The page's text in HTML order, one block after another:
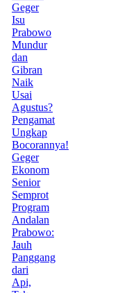
Geger
Isu
Prabowo
Mundur
dan
Gibran
Naik
Usai
Agustus?
Pengamat
Ungkap
Bocorannya!
Geger
Ekonom
Senior
Semprot
Program
Andalan
Prabowo:
Jauh
Panggang
dari
Api,